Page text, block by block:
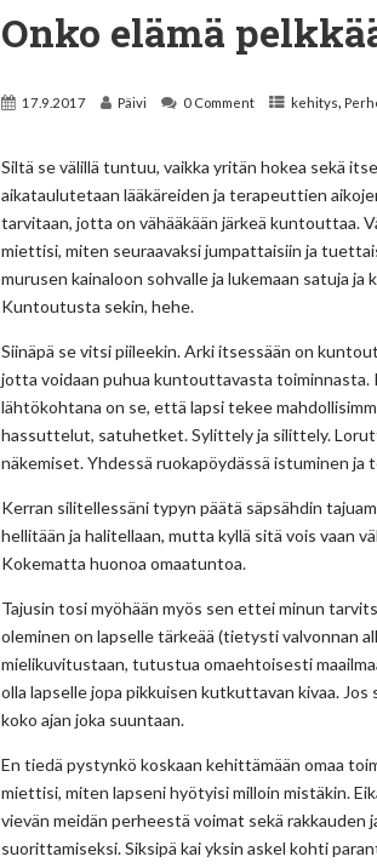
Onko elämä
17.9.2017 Päivi 0 Comment kehitys,
Siltä se välillä tuntuu, vaikka yritän hokea sekä
aikataulutetaan lääkäreiden ja terapeuttien
tarvitaan, jotta on vähääkään järkeä kuntouttaa.
miettisi, miten seuraavaksi jumpattaisiin ja
murusen kainaloon sohvalle ja lukemaan satuja ja
Kuntoutusta sekin, hehe.
Siinäpä se vitsi piileekin. Arki itsessään on
jotta voidaan puhua kuntouttavasta
lähtökohtana on se, että lapsi tekee
hassuttelut, satuhetket. Sylittely ja silittely.
näkemiset. Yhdessä ruokapöydässä istuminen
Kerran silitellessäni typyn päätä säpsähdin
hellitään ja halitellaan, mutta kyllä sitä vois vaan
Kokematta huonoa omaatuntoa.
Tajusin tosi myöhään myös sen ettei minun
oleminen on lapselle tärkeää (tietysti valvonnan
mielikuvitustaan, tutustua omaehtoisesti
olla lapselle jopa pikkuisen kutkuttavan kivaa.
koko ajan joka suuntaan.
En tiedä pystynkö koskaan kehittämään omaa
miettisi, miten lapseni hyötyisi milloin mistäkin.
vievän meidän perheestä voimat sekä rakkauden
suorittamiseksi. Siksipä kai yksin askel kohti